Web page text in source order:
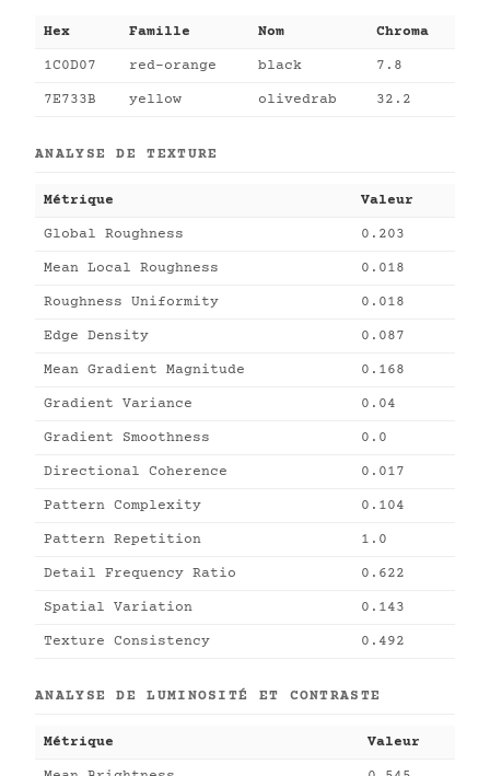
Hex Famille Nom Chroma
1C0D07 red-orange black 7.8
7E733B yellow olivedrab 32.2
ANALYSE DE TEXTURE
Métrique Valeur
Global Roughness 0.203
Mean Local Roughness 0.018
Roughness Uniformity 0.018
Edge Density 0.087
Mean Gradient Magnitude 0.168
Gradient Variance 0.04
Gradient Smoothness 0.0
Directional Coherence 0.017
Pattern Complexity 0.104
Pattern Repetition 1.0
Detail Frequency Ratio 0.622
Spatial Variation 0.143
Texture Consistency 0.492
ANALYSE DE LUMINOSITÉ ET CONTRASTE
Métrique Valeur